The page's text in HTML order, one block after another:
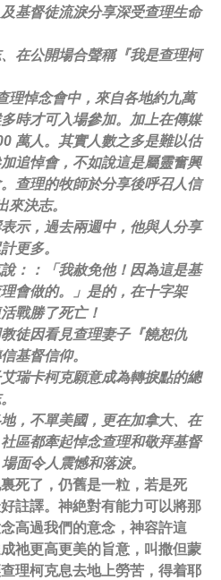
基督徒流淚分享深受查理生命
在公開場合聲稱『我是查理柯
理悼念會中，來自各地約九萬
時才可入場參加。加上在傳媒
萬人。其實人數之多是難以估
追悼會， 不如說這是屬靈奮興
查理的牧師於分享後呼召人信
決志。
示，過去兩週中， 他與人分享
更多。
：：「我赦免他！因為這是基
會做的。」是的，在十字架
戰勝了死亡！
徒因看見查理妻子『饒恕仇
基督信仰。
瑞卡柯克願意成為轉捩點的總
，不單美國，更在加拿大、在
區都牽起悼念查理和敬拜基督
場面令人震憾和落淚。
死了，仍舊是一粒，若是死
註譯。 神絶對有能力可以將那
高過我們的意念，神容許這
祂更高更美的旨意，叫撒但蒙
理柯克息去地上勞苦，得着耶